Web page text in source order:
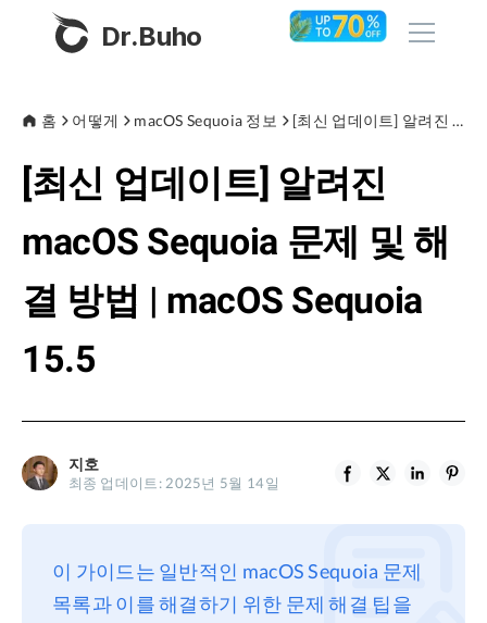
Dr.Buho
제품
BuhoCleaner
BuhoRepair
BuhoNTFS
BuhoLaunchpad
스토어
블로그
지원
조항
환불
홈 어떻게 macOS Sequoia 정보 [최신 업데이트] 알려진 macOS Sequoia 문제 및 해결 방법 | macOS Sequoia 15.5
[최신 업데이트] 알려진
macOS Sequoia 문제 및 해
결 방법 | macOS Sequoia
15.5
지호
최종 업데이트: 2025년 5월 14일
이 가이드는 일반적인 macOS Sequoia 문제
목록과 이를 해결하기 위한 문제 해결 팁을